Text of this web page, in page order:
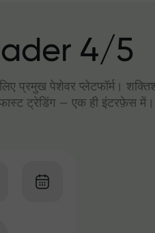
4/5
प्रमुख पेशेवर प्लेटफॉर्म।
ट्रेडिंग — एक ही इंटरफ़ेस में।